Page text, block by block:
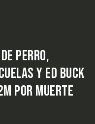
Perro,
y Ed Buck
por Muerte